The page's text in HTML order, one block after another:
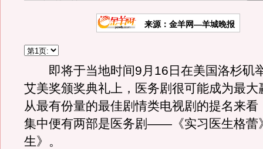
来源：金羊网—羊城晚报
即将于当地时间9月16日在美国洛杉矶
艾美奖颁奖典礼上，医务剧很可能成为最大
从最有份量的最佳剧情类电视剧的提名来看
集中便有两部是医务剧——《实习医生格蕾
生》。